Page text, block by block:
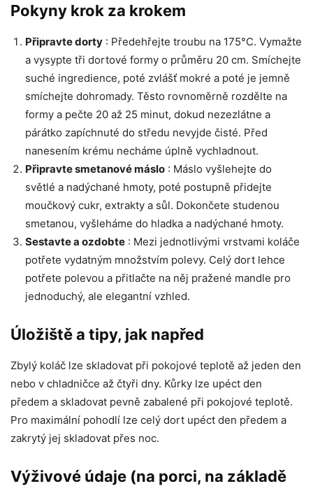
Pokyny krok za krokem
Připravte dorty : Předehřejte troubu na 175°C. Vymažte
a vysypte tři dortové formy o průměru 20 cm. Smíchejte
suché ingredience, poté zvlášť mokré a poté je jemně
smíchejte dohromady. Těsto rovnoměrně rozdělte na
formy a pečte 20 až 25 minut, dokud nezezlátne a
párátko zapíchnuté do středu nevyjde čisté. Před
nanesením krému necháme úplně vychladnout.
Připravte smetanové máslo : Máslo vyšlehejte do
světlé a nadýchané hmoty, poté postupně přidejte
moučkový cukr, extrakty a sůl. Dokončete studenou
smetanou, vyšleháme do hladka a nadýchané hmoty.
Sestavte a ozdobte : Mezi jednotlivými vrstvami koláče
potřete vydatným množstvím polevy. Celý dort lehce
potřete polevou a přitlačte na něj pražené mandle pro
jednoduchý, ale elegantní vzhled.
Úložiště a tipy, jak napřed
Zbylý koláč lze skladovat při pokojové teplotě až jeden den
nebo v chladničce až čtyři dny. Kůrky lze upéct den
předem a skladovat pevně zabalené při pokojové teplotě.
Pro maximální pohodlí lze celý dort upéct den předem a
zakrytý jej skladovat přes noc.
Výživové údaje (na porci, na základě